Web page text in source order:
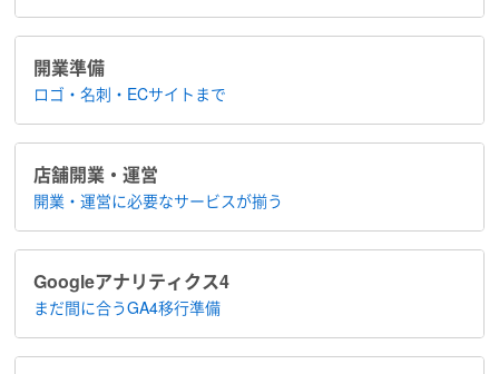
開業準備
ロゴ・名刺・ECサイトまで
店舗開業・運営
開業・運営に​必要なサービスが揃う
Google​アナリティクス4
まだ間に合う​GA4移行準備